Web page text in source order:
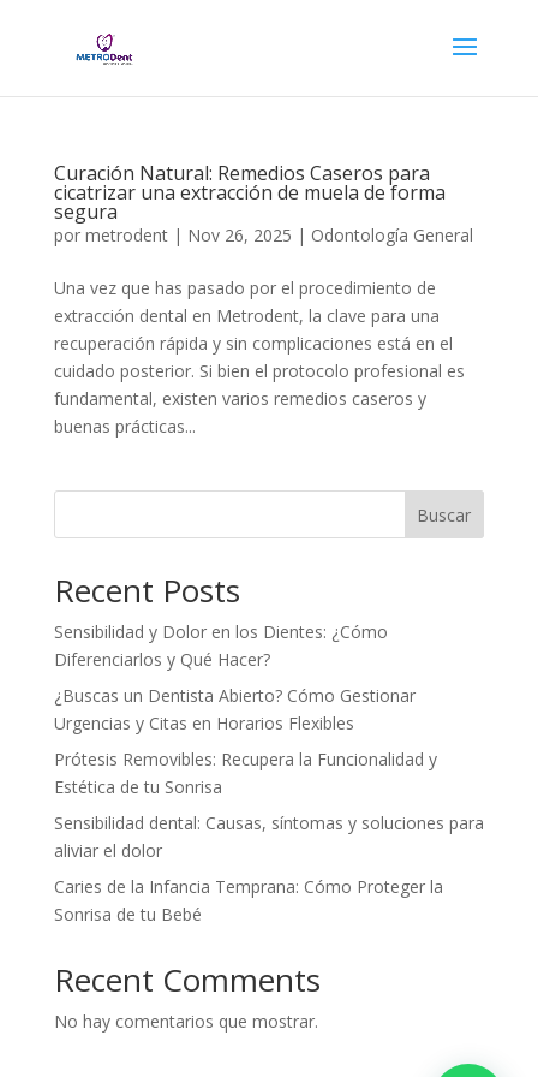
Curación Natural: Remedios Caseros para
cicatrizar una extracción de muela de forma
segura
por metrodent| Nov 26, 2025 | Odontología General
Una vez que has pasado por el procedimiento de
extracción dental en Metrodent, la clave para una
recuperación rápida y sin complicaciones está en el
cuidado posterior. Si bien el protocolo profesional es
fundamental, existen varios remedios caseros y
buenas prácticas...
Buscar
Recent Posts
Sensibilidad y Dolor en los Dientes: ¿Cómo
Diferenciarlos y Qué Hacer?
¿Buscas un Dentista Abierto? Cómo Gestionar
Urgencias y Citas en Horarios Flexibles
Prótesis Removibles: Recupera la Funcionalidad y
Estética de tu Sonrisa
Sensibilidad dental: Causas, síntomas y soluciones para
aliviar el dolor
Caries de la Infancia Temprana: Cómo Proteger la
Sonrisa de tu Bebé
Recent Comments
No hay comentarios que mostrar.